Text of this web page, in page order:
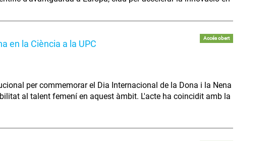
en la Ciència a la UPC
Accés obert
per commemorar el Dia Internacional de la Dona i la Nena
al talent femení en aquest àmbit. L'acte ha coincidit amb la